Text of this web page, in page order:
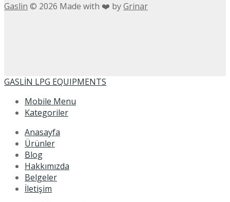
Gaslin © 2026 Made with ❤️ byGrinar
GASLİN LPG EQUIPMENTS
Mobile Menu
Kategoriler
Anasayfa
Ürünler
Blog
Hakkımızda
Belgeler
İletişim